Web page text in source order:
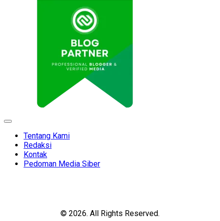
Expand
Tentang Kami
Redaksi
Kontak
Pedoman Media Siber
© 2026. All Rights Reserved.